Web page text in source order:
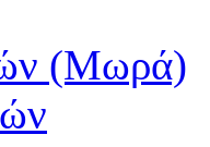
(Μωρά)